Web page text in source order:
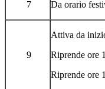
7 Da orario
9
Attiva da
Riprende ore
Riprende ore